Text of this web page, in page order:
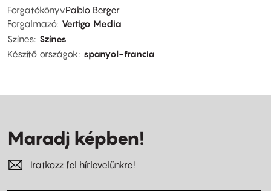
ForgatókönyvPablo Berger
Forgalmazó Vertigo Media
Színes Színes
Készítő országok
spanyol-francia
Maradj képben!
Iratkozz fel hírlevelünkre!